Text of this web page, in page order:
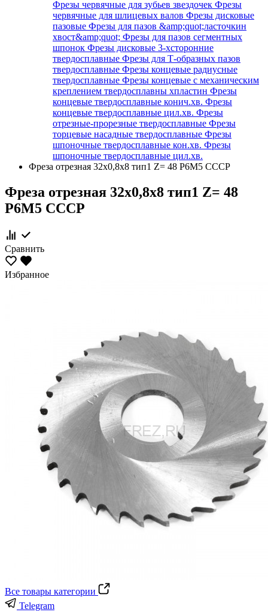
Фрезы червячные для зубьев звездочек Фрезы
червячные для шлицевых валов Фрезы дисковые
пазовые Фрезы для пазов &amp;quot;ласточкин
хвост&amp;quot; Фрезы для пазов сегментных
шпонок Фрезы дисковые 3-хсторонние
твердосплавные Фрезы для Т-образных пазов
твердосплавные Фрезы концевые радиусные
твердосплавные Фрезы концевые с механическим
креплением твердосплавны хпластин Фрезы
концевые твердосплавные конич.хв. Фрезы
концевые твердосплавные цил.хв. Фрезы
отрезные-прорезные твердосплавные Фрезы
торцевые насадные твердосплавные Фрезы
шпоночные твердосплавные кон.хв. Фрезы
шпоночные твердосплавные цил.хв.
Фреза отрезная 32х0,8x8 тип1 Z= 48 Р6М5 СССР
Фреза отрезная 32х0,8x8 тип1 Z= 48
Р6М5 СССР
Сравнить
Избранное
Все товары категории
Telegram